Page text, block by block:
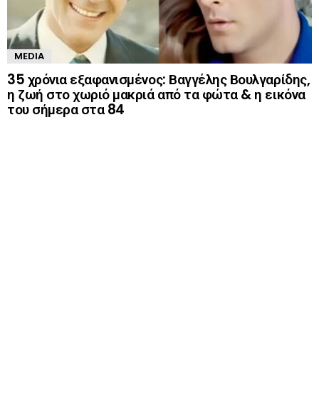
MEDIA
35 χρόνια εξαφανισμένος: Βαγγέλης Βουλγαρίδης,
η ζωή στο χωριό μακριά από τα φώτα & η εικόνα
του σήμερα στα 84